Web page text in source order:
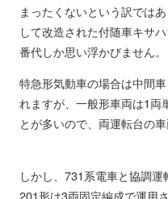
まったくないという訳では
して改造された付随車キサ
番代しか思い浮かびません。
特急形気動車の場合は中間
れますが、一般形車両は1両
とが多いので、両運転台の
しかし、731系電車と協調
201形は3両固定編成で運用